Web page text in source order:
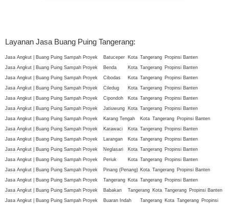
Layanan Jasa Buang Puing Tangerang:
Jasa Angkut | Buang Puing Sampah Proyek Batuceper Kota Tangerang Propinsi Banten
Jasa Angkut | Buang Puing Sampah Proyek
Benda Kota Tangerang Propinsi Banten
Jasa Angkut | Buang Puing Sampah Proyek
Cibodas Kota Tangerang Propinsi Banten
Jasa Angkut | Buang Puing Sampah Proyek
Ciledug Kota Tangerang Propinsi Banten
Jasa Angkut | Buang Puing Sampah Proyek
Cipondoh Kota Tangerang Propinsi Banten
Jasa Angkut | Buang Puing Sampah Proyek
Jatiuwung Kota Tangerang Propinsi Banten
Jasa Angkut | Buang Puing Sampah Proyek
Karang Tengah Kota Tangerang Propinsi Banten
Jasa Angkut | Buang Puing Sampah Proyek
Karawaci Kota Tangerang Propinsi Banten
Jasa Angkut | Buang Puing Sampah Proyek
Larangan Kota Tangerang Propinsi Banten
Jasa Angkut | Buang Puing Sampah Proyek
Neglasari Kota Tangerang Propinsi Banten
Jasa Angkut | Buang Puing Sampah Proyek
Periuk Kota Tangerang Propinsi Banten
Jasa Angkut | Buang Puing Sampah Proyek
Pinang (Penang) Kota Tangerang Propinsi Banten
Jasa Angkut | Buang Puing Sampah Proyek
Tangerang Kota Tangerang Propinsi Banten
Jasa Angkut | Buang Puing Sampah Proyek
Babakan Tangerang Kota Tangerang Propinsi Banten
Jasa Angkut | Buang Puing Sampah Proyek
Buaran Indah Tangerang Kota Tangerang Propinsi